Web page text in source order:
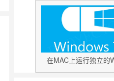
在MAC上运行独立的